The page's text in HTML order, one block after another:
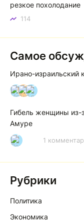
резкое похолодание
114
Самое
Ирано-израильский
И А А
Гибель женщины из-
Амуре
Р 1
Рубрики
Политика
Экономика